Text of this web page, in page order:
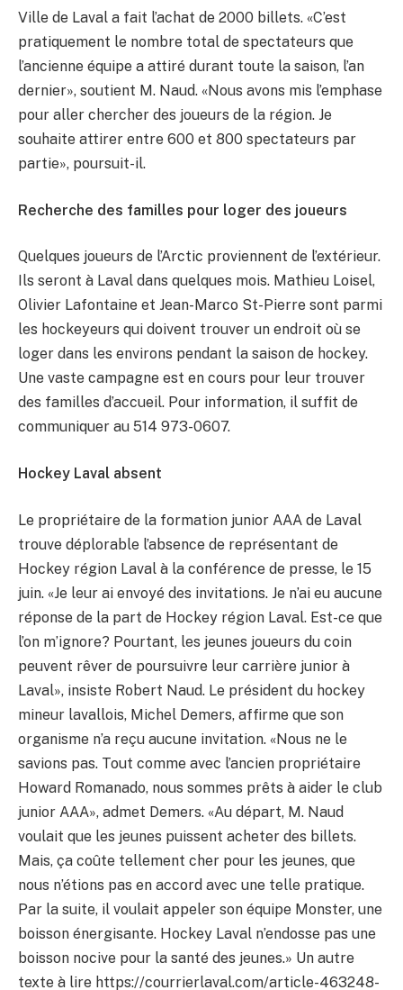
Ville de Laval a fait l’achat de 2000 billets. «C’est
pratiquement le nombre total de spectateurs que
l’ancienne équipe a attiré durant toute la saison, l’an
dernier», soutient M. Naud. «Nous avons mis l’emphase
pour aller chercher des joueurs de la région. Je
souhaite attirer entre 600 et 800 spectateurs par
partie», poursuit-il.
Recherche des familles pour loger des joueurs
Quelques joueurs de l’Arctic proviennent de l’extérieur.
Ils seront à Laval dans quelques mois. Mathieu Loisel,
Olivier Lafontaine et Jean-Marco St-Pierre sont parmi
les hockeyeurs qui doivent trouver un endroit où se
loger dans les environs pendant la saison de hockey.
Une vaste campagne est en cours pour leur trouver
des familles d’accueil. Pour information, il suffit de
communiquer au 514 973-0607.
Hockey Laval absent
Le propriétaire de la formation junior AAA de Laval
trouve déplorable l’absence de représentant de
Hockey région Laval à la conférence de presse, le 15
juin. «Je leur ai envoyé des invitations. Je n’ai eu aucune
réponse de la part de Hockey région Laval. Est-ce que
l’on m’ignore? Pourtant, les jeunes joueurs du coin
peuvent rêver de poursuivre leur carrière junior à
Laval», insiste Robert Naud. Le président du hockey
mineur lavallois, Michel Demers, affirme que son
organisme n’a reçu aucune invitation. «Nous ne le
savions pas. Tout comme avec l’ancien propriétaire
Howard Romanado, nous sommes prêts à aider le club
junior AAA», admet Demers. «Au départ, M. Naud
voulait que les jeunes puissent acheter des billets.
Mais, ça coûte tellement cher pour les jeunes, que
nous n’étions pas en accord avec une telle pratique.
Par la suite, il voulait appeler son équipe Monster, une
boisson énergisante. Hockey Laval n’endosse pas une
boisson nocive pour la santé des jeunes.» Un autre
texte à lire https://courrierlaval.com/article-463248-